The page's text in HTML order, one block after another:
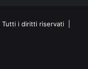
Tutti i diritti riservati |